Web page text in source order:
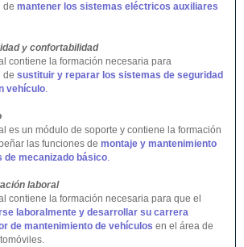
de mantener los sistemas eléctricos auxiliares
y confortabilidad
contiene la formación necesaria para
de sustituir y reparar los sistemas de seguridad
vehículo.
es un módulo de soporte y contiene la formación
las funciones de montaje y mantenimiento
de mecanizado básico.
laboral
contiene la formación necesaria para que el
laboralmente y desarrollar su carrera
de mantenimiento de vehículos en el área de